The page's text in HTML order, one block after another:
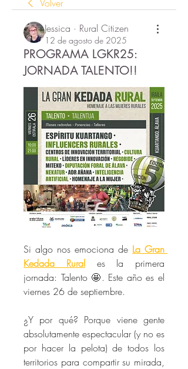
Volver
Jessica · Rural Citizen
12 de agosto de 2025
PROGRAMA LGKR25:
JORNADA TALENTO!!
Si algo nos emociona de La Gran
Kedada Rural es la primera
jornada: Talento 🤩. Este año es el
viernes 26 de septiembre.
¿Y por qué? Porque viene gente
absolutamente espectacular (y no es
por hacer la pelota) de todos los
territorios para compartir su mirada,